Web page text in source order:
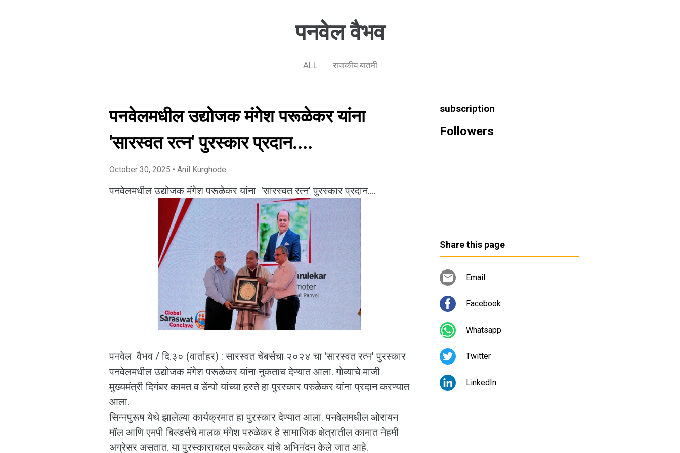
पनवेल वैभव
ALL राजकीय बातमी
पनवेलमधील उद्योजक मंगेश परूळेकर यांना
'सारस्वत रत्न' पुरस्कार प्रदान....
October 30, 2025 • Anil Kurghode
पनवेलमधील उद्योजक मंगेश परूळेकर यांना 'सारस्वत रत्न' पुरस्कार प्रदान....
पनवेल वैभव / दि.३० (वार्ताहर) : सारस्वत चेंबर्सचा २०२४ चा 'सारस्वत रत्न' पुरस्कार
पनवेलमधील उद्योजक मंगेश परूळेकर यांना नुकताच देण्यात आला. गोव्याचे माजी
मुख्यमंत्री दिगंबर कामत व डेंन्पो यांच्या हस्ते हा पुरस्कार परुळेकर यांना प्रदान करण्यात
आला.
सिन्नपुरूष येथे झालेल्या कार्यक्रमात हा पुरस्कार देण्यात आला. पनवेलमधील ओरायन
मॉल आणि एमपी बिल्डर्सचे मालक मंगेश परुळेकर हे सामाजिक क्षेत्रातील कामात नेहमी
अग्रेसर असतात. या पुरस्काराबद्दल परूळेकर यांचे अभिनंदन केले जात आहे.
subscription
Followers
Share this page
Email
Facebook
Whatsapp
Twitter
LinkedIn